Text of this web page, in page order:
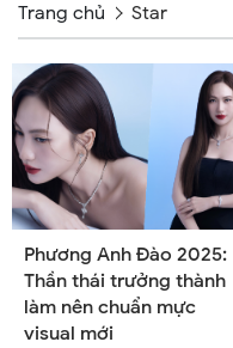
Trang chủ Star
Phương Anh Đào 2025:
Thần thái trưởng thành
làm nên chuẩn mực
visual mới